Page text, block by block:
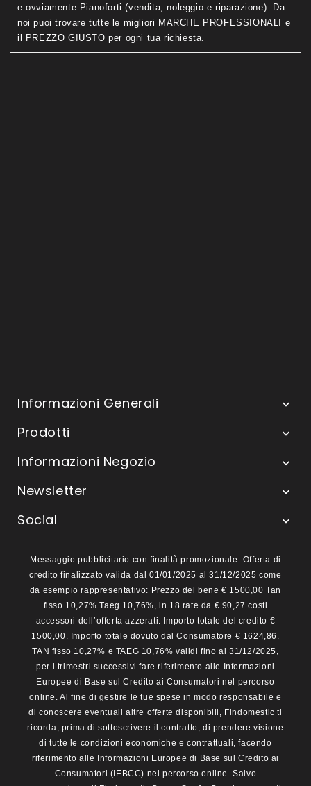
e ovviamente Pianoforti (vendita, noleggio e riparazione). Da
noi puoi trovare tutte le migliori MARCHE PROFESSIONALI e
il PREZZO GIUSTO per ogni tua richiesta.
Informazioni Generali 
Prodotti 
Informazioni Negozio 
Newsletter 
Social 
Messaggio pubblicitario con finalità promozionale. Offerta di
credito finalizzato valida dal 01/01/2025 al 31/12/2025 come
da esempio rappresentativo: Prezzo del bene € 1500,00 Tan
fisso 10,27% Taeg 10,76%, in 18 rate da € 90,27 costi
accessori dell’offerta azzerati. Importo totale del credito €
1500,00. Importo totale dovuto dal Consumatore € 1624,86.
TAN fisso 10,27% e TAEG 10,76% validi fino al 31/12/2025,
per i trimestri successivi fare riferimento alle Informazioni
Europee di Base sul Credito ai Consumatori nel percorso
online. Al fine di gestire le tue spese in modo responsabile e
di conoscere eventuali altre offerte disponibili, Findomestic ti
ricorda, prima di sottoscrivere il contratto, di prendere visione
di tutte le condizioni economiche e contrattuali, facendo
riferimento alle Informazioni Europee di Base sul Credito ai
Consumatori (IEBCC) nel percorso online. Salvo